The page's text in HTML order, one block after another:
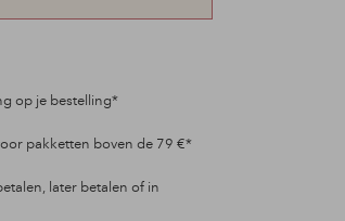
op je bestelling*
pakketten boven de 79 €*
later betalen of in